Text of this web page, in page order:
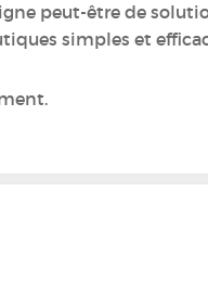
peut-être de
simples et